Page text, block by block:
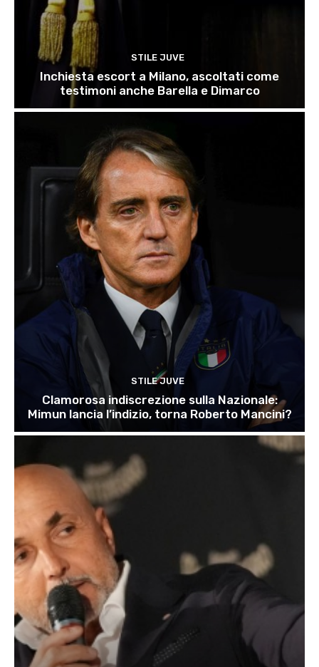
STILE JUVE
Inchiesta escort a Milano, ascoltati come
testimoni anche Barella e Dimarco
STILE JUVE
Clamorosa indiscrezione sulla Nazionale:
Mimun lancia l’indizio, torna Roberto Mancini?